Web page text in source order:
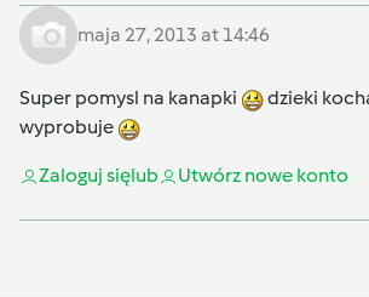
maja 27, 2013 at 14:46
Super pomysl na kanapki
dzieki
wyprobuje
Zaloguj sięlub Utwórz nowe konto